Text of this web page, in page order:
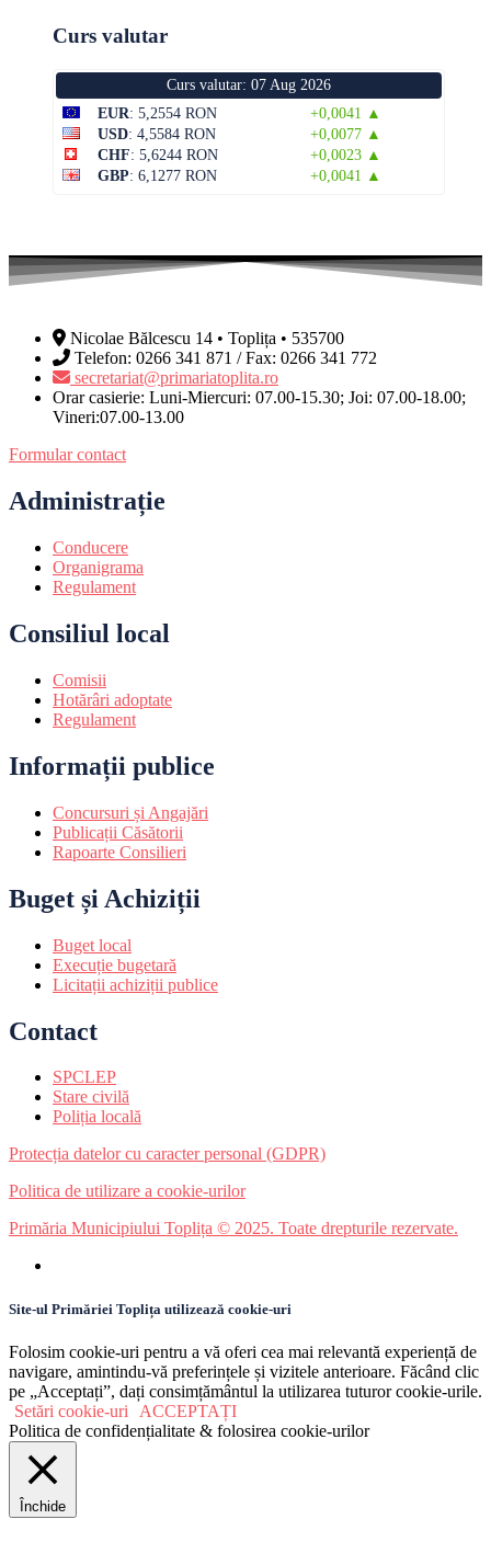
Curs valutar
Curs valutar: 07 Aug 2026
EUR: 5,2554 RON
+0,0041 ▲
USD: 4,5584 RON
+0,0077 ▲
CHF: 5,6244 RON
+0,0023 ▲
GBP: 6,1277 RON +0,0041 ▲
Nicolae Bălcescu 14 • Toplița • 535700
Telefon: 0266 341 871 / Fax: 0266 341 772
secretariat@primariatoplita.ro
Orar casierie: Luni-Miercuri: 07.00-15.30; Joi: 07.00-18.00;
Vineri:07.00-13.00
Formular contact
Administrație
Conducere
Organigrama
Regulament
Consiliul local
Comisii
Hotărâri adoptate
Regulament
Informații publice
Concursuri și Angajări
Publicații Căsătorii
Rapoarte Consilieri
Buget și Achiziții
Buget local
Execuție bugetară
Licitații achiziții publice
Contact
SPCLEP
Stare civilă
Poliția locală
Protecția datelor cu caracter personal (GDPR)
Politica de utilizare a cookie-urilor
Primăria Municipiului Toplița © 2025. Toate drepturile rezervate.
Site-ul Primăriei Toplița utilizează cookie-uri
Folosim cookie-uri pentru a vă oferi cea mai relevantă experiență de
navigare, amintindu-vă preferințele și vizitele anterioare. Făcând clic
pe „Acceptați”, dați consimțământul la utilizarea tuturor cookie-urile.
Setări cookie-uri
ACCEPTAȚI
Politica de confidențialitate & folosirea cookie-urilor
Închide